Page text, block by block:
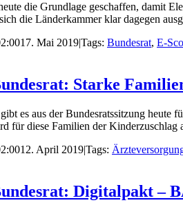
die Grundlage geschaffen, damit
die Länderkammer klar dagegen
17. Mai 2019|Tags: Bundesrat, E-
Starke
es aus der Bundesratssitzung
für diese Familien der Kinderzuschlag
12. April 2019|Tags:
Digitalpakt –